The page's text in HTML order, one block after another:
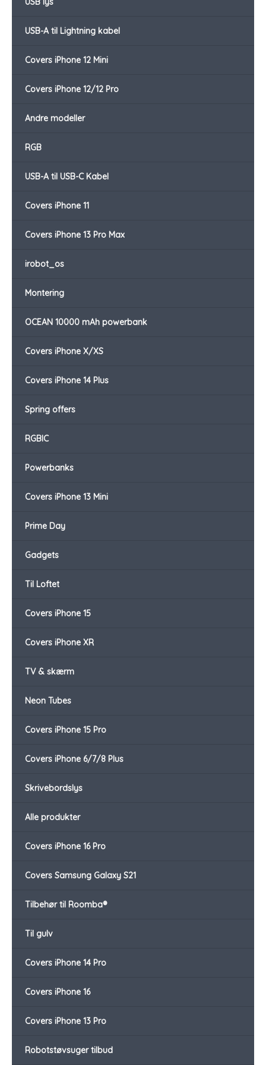
USB-A til Lightning kabel
Covers iPhone 12 Mini
Covers iPhone 12/12 Pro
Andre modeller
RGB
USB-A til USB-C Kabel
Covers iPhone 11
Covers iPhone 13 Pro Max
irobot_os
Montering
OCEAN 10000 mAh powerbank
Covers iPhone X/XS
Covers iPhone 14 Plus
Spring offers
RGBIC
Powerbanks
Covers iPhone 13 Mini
Prime Day
Gadgets
Til Loftet
Covers iPhone 15
Covers iPhone XR
TV & skærm
Neon Tubes
Covers iPhone 15 Pro
Covers iPhone 6/7/8 Plus
Skrivebordslys
Alle produkter
Covers iPhone 16 Pro
Covers Samsung Galaxy S21
Tilbehør til Roomba®
Til gulv
Covers iPhone 14 Pro
Covers iPhone 16
Covers iPhone 13 Pro
Robotstøvsuger tilbud